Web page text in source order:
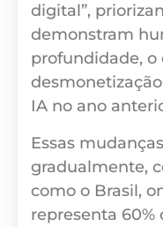
digital”,
demonstram
profundidade, o
IA no ano
Essas
gradualmente,
como o Brasil,
representa 60%